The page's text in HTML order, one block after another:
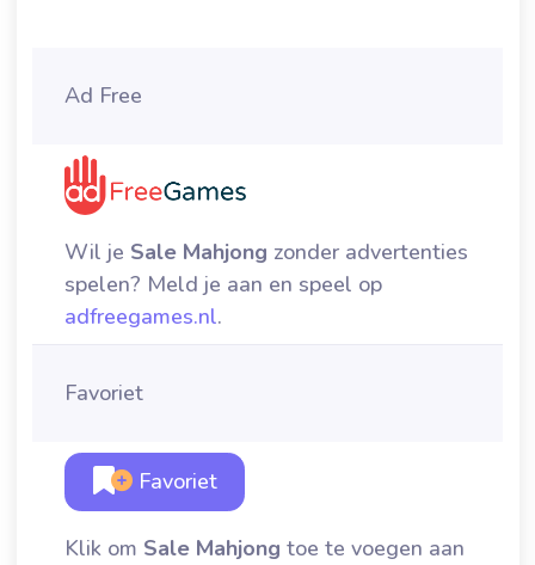
Ad Free
Wil je Sale Mahjong zonder advertenties
spelen? Meld je aan en speel op
adfreegames.nl.
Favoriet
Favoriet
Klik om Sale Mahjong toe te voegen aan